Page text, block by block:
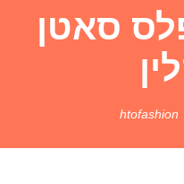
סאטן
htofashion